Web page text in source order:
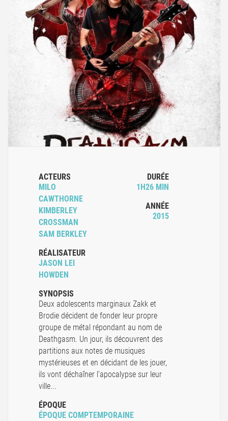
ACTEURS
MILO
CAWTHORNE
KIMBERLEY
CROSSMAN
SAM BERKLEY
RÉALISATEUR
JASON LEI
HOWDEN
DURÉE
1H26 MIN
ANNÉE
2015
SYNOPSIS
Deux adolescents marginaux Zakk et
Brodie décident de fonder leur propre
groupe de métal répondant au nom de
Deathgasm. Un jour, ils découvrent des
partitions aux notes de musiques
mystérieuses et en décidant de les jouer,
ils vont déchaîner l'apocalypse sur leur
ville...
ÉPOQUE
ÉPOQUE COMPTEMPORAINE